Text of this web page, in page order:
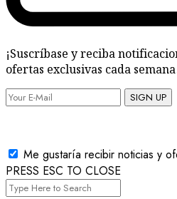
¡Suscríbase y reciba
ofertas exclusivas cada
SIGN UP
Me gustaría recibir noticias y
PRESS ESC TO CLOSE